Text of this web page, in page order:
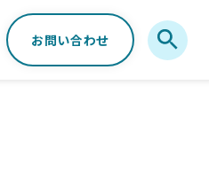
お問い合わせ